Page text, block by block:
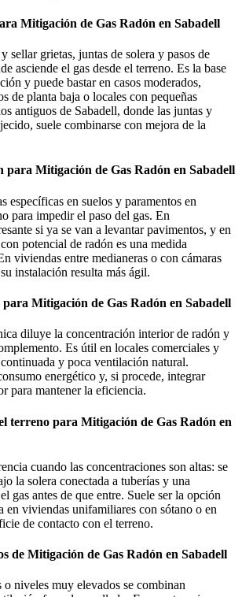
Mitigación de Gas Radón en Sabadell
sellar grietas, juntas de solera y pasos de
asciende el gas desde el terreno. Es la base
y puede bastar en casos moderados,
de planta baja o locales con pequeñas
antiguos de Sabadell, donde las juntas y
suele combinarse con mejora de la
Mitigación de Gas Radón en Sabadell
específicas en suelos y paramentos en
para impedir el paso del gas. En
si ya se van a levantar pavimentos, y en
potencial de radón es una medida
viviendas entre medianeras o con cámaras
instalación resulta más ágil.
Mitigación de Gas Radón en Sabadell
diluye la concentración interior de radón y
Es útil en locales comerciales y
y poca ventilación natural.
energético y, si procede, integrar
para mantener la eficiencia.
terreno para Mitigación de Gas Radón en
cuando las concentraciones son altas: se
la solera conectada a tuberías y una
gas antes de que entre. Suele ser la opción
en viviendas unifamiliares con sótano o en
de contacto con el terreno.
de Mitigación de Gas Radón en Sabadell
o niveles muy elevados se combinan